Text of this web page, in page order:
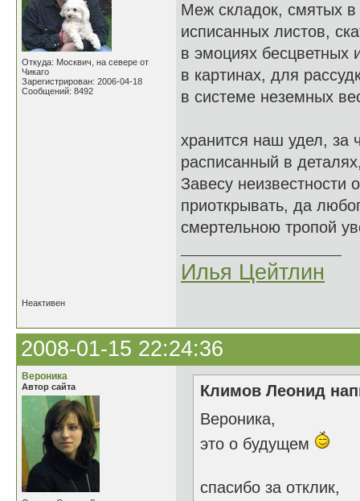
Откуда: Москвич, на севере от
Чикаго
Зарегистрирован: 2006-04-18
Сообщений: 8492
Меж складок, смятых в
исписанных листов,
в эмоциях бесцветных
в картинах, для
в системе неземных
хранится наш удел, за
расписанный в
Завесу неизвестности
приоткрывать, да
смертельною тропой
Илья Цейтлин
Неактивен
2008-01-15 22:24:36
Вероника
Автор сайта
Климов Леонид
Вероника,
это о будущем
спасибо за отклик,